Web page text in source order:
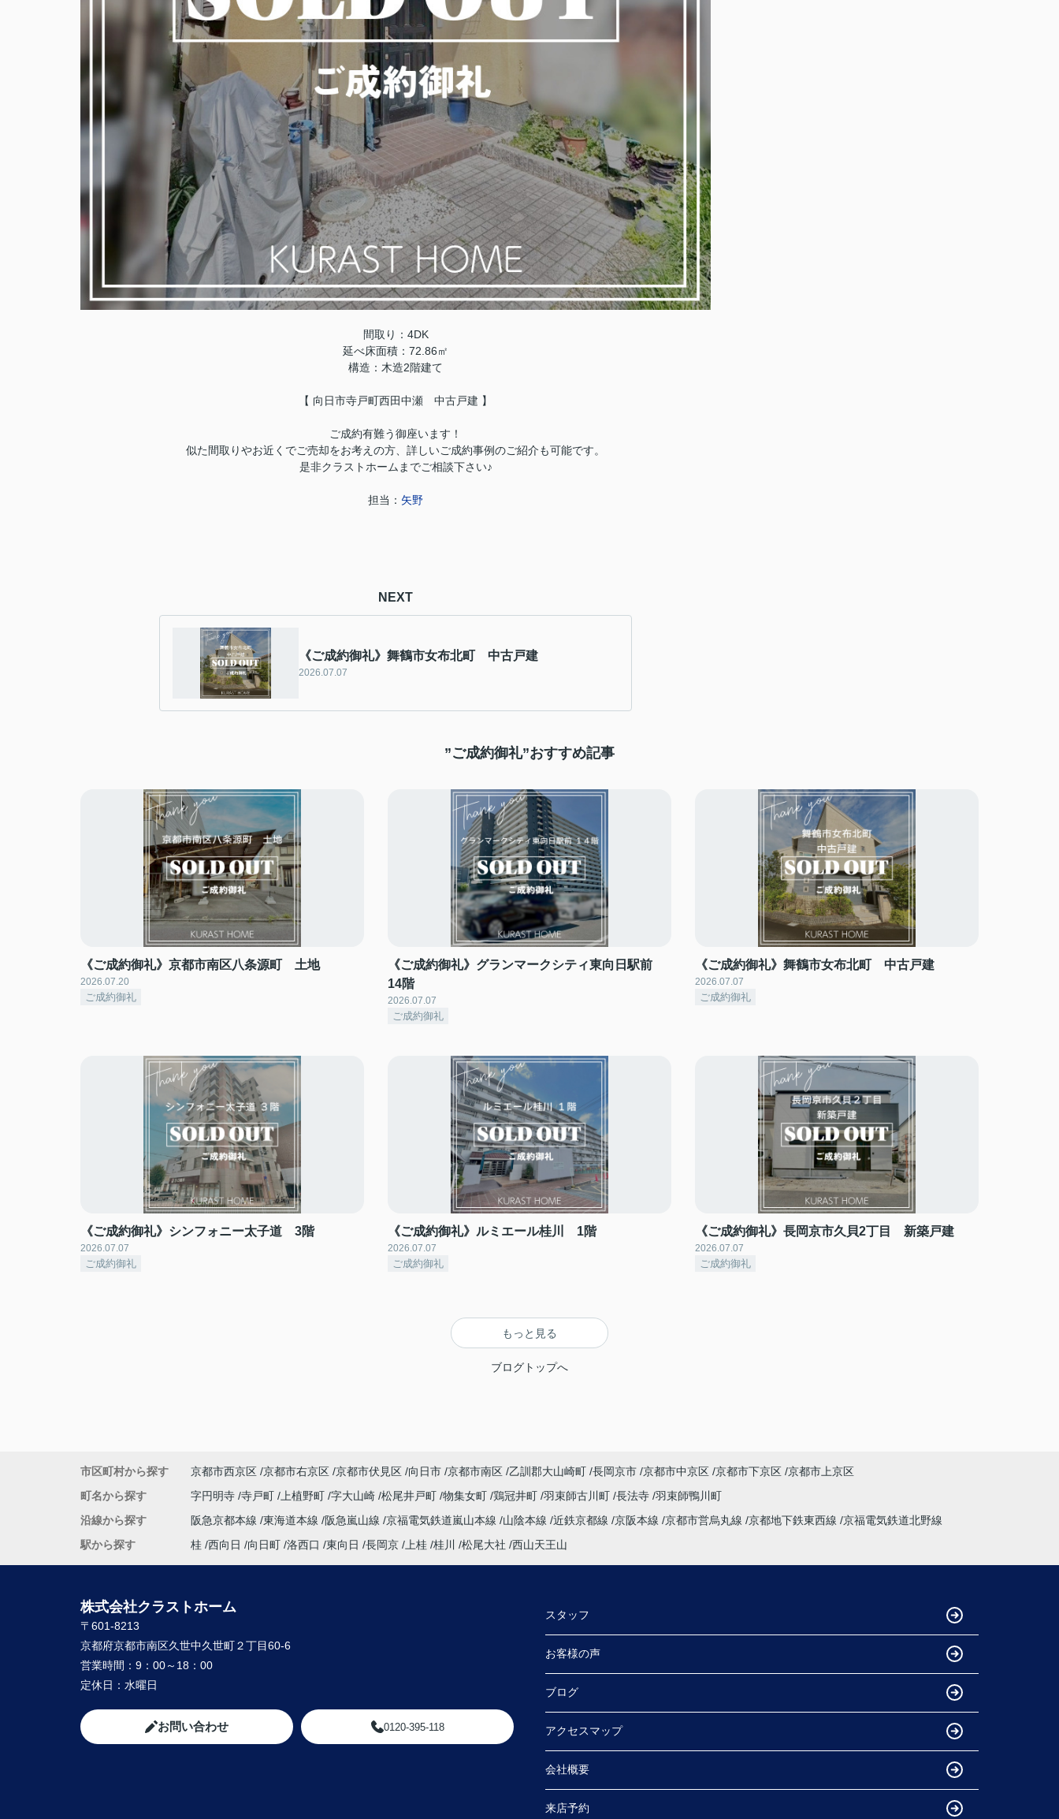
間取り：4DK
延べ床面積：72.86㎡
構造：木造2階建て
【 向日市寺戸町西田中瀬 中古戸建 】
ご成約有難う御座います！
似た間取りやお近くでご売却をお考えの方、詳しいご成約事例のご紹介も可能です。
是非クラストホームまでご相談下さい♪
担当： 矢野
NEXT
《ご成約御礼》舞鶴市女布北町 中古戸建
2026.07.07
”ご成約御礼”おすすめ記事
《ご成約御礼》京都市南区八条源町 土地
2026.07.20
ご成約御礼
《ご成約御礼》グランマークシティ東向日駅前
14階
2026.07.07
ご成約御礼
《ご成約御礼》舞鶴市女布北町 中古戸建
2026.07.07
ご成約御礼
《ご成約御礼》シンフォニー太子道 3階
2026.07.07
ご成約御礼
《ご成約御礼》ルミエール桂川 1階
2026.07.07
ご成約御礼
《ご成約御礼》長岡京市久貝2丁目 新築戸建
2026.07.07
ご成約御礼
もっと見る
ブログトップへ
市区町村から探す 京都市西京区 京都市右京区 京都市伏見区 向日市 京都市南区 乙訓郡大山崎町 長岡京市 京都市中京区 京都市下京区 京都市上京区
町名から探す
字円明寺 寺戸町 上植野町 字大山崎 松尾井戸町 物集女町 鶏冠井町 羽束師古川町 長法寺 羽束師鴨川町
沿線から探す
阪急京都本線 東海道本線 阪急嵐山線 京福電気鉄道嵐山本線 山陰本線 近鉄京都線 京阪本線 京都市営烏丸線 京都地下鉄東西線 京福電気鉄道北野線
駅から探す
桂 西向日 向日町 洛西口 東向日 長岡京 上桂 桂川 松尾大社 西山天王山
株式会社クラストホーム
〒601-8213
京都府京都市南区久世中久世町２丁目60-6
営業時間： 9：00～18：00
定休日： 水曜日
お問い合わせ 0120-395-118
スタッフ
お客様の声
ブログ
アクセスマップ
会社概要
来店予約